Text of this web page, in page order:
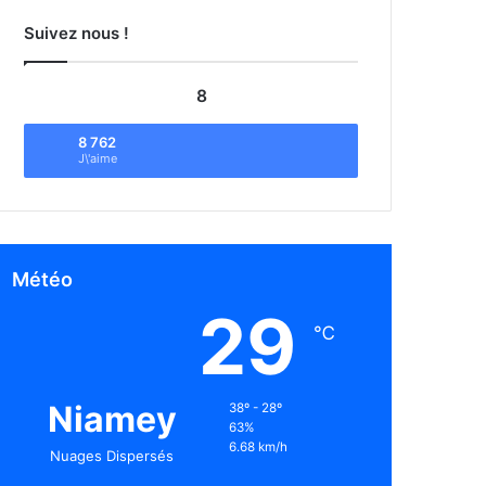
Suivez nous !
8
8 762
J\'aime
Météo
Niamey
Nuages Dispersés
29 ℃
38º - 28º
63%
6.68 km/h